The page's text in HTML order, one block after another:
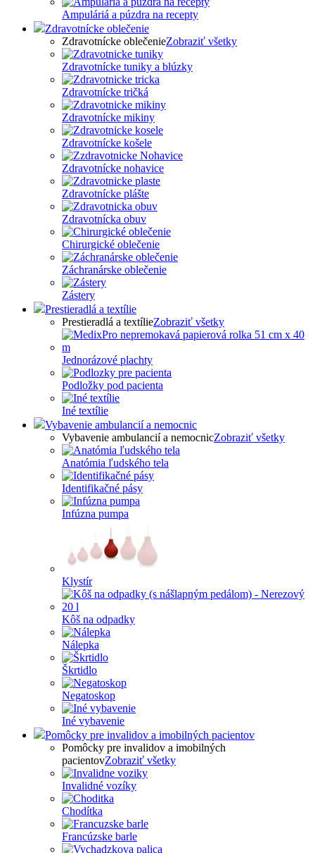
Ampuláriá a púzdra na recepty
Zdravotnícke oblečenie
Zdravotnícke oblečenieZobraziť všetky
Zdravotnícke tuniky a blúzky
Zdravotnícke tričká
Zdravotnícke mikiny
Zdravotnícke košele
Zdravotnícke nohavice
Zdravotnícke plášte
Zdravotnícka obuv
Chirurgické oblečenie
Záchranárske oblečenie
Zástery
Prestieradlá a textílie
Prestieradlá a textílieZobraziť všetky
Jednorázové plachty
Podložky pod pacienta
Iné textílie
Vybavenie ambulancií a nemocnic
Vybavenie ambulancií a nemocnicZobraziť všetky
Anatómia ľudského tela
Identifikačné pásy
Infúzna pumpa
Klystír
Kôš na odpadky
Nálepka
Škrtidlo
Negatoskop
Iné vybavenie
Pomôcky pre invalidov a imobilných pacientov
Pomôcky pre invalidov a imobilných
pacientovZobraziť všetky
Invalidné vozíky
Chodítka
Francúzske barle